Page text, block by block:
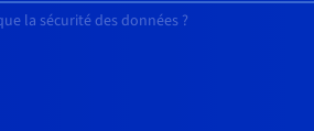
la sécurité des données ?